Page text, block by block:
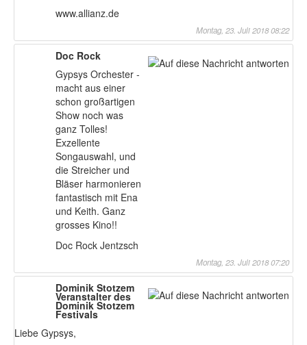
www.allianz.de
Montag, 23. Juli 2018 08:22
Doc Rock
Gypsys Orchester -
macht aus einer
schon großartigen
Show noch was
ganz Tolles!
Exzellente
Songauswahl, und
die Streicher und
Bläser harmonieren
fantastisch mit Ena
und Keith. Ganz
grosses Kino!!
Doc Rock Jentzsch
Montag, 23. Juli 2018 07:20
Dominik Stotzem
Veranstalter des
Dominik Stotzem
Festivals
Liebe Gypsys,